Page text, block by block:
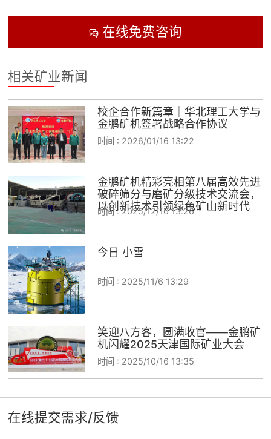
在线免费咨询
相关矿业新闻
校企合作新篇章｜华北理工大学与
金鹏矿机签署战略合作协议
时间 : 2026/01/16 13:22
金鹏矿机精彩亮相第八届高效先进
破碎筛分与磨矿分级技术交流会，
以创新技术引领绿色矿山新时代
时间 :2025/12/16 13:26
今日 小雪
时间 : 2025/11/6 13:29
笑迎八方客，圆满收官——金鹏矿
机闪耀2025天津国际矿业大会
时间 : 2025/10/16 13:35
在线提交需求/反馈